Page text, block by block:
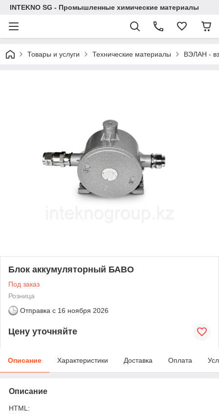
INTEKNO SG - Промышленные химические материалы
Товары и услуги Технические материалы ВЭЛАН -
Блок аккумуляторный БАВО
Под заказ
Розница
Отправка с 16 ноября 2026
Цену уточняйте
Описание Характеристики Доставка Оплата
Описание
HTML: